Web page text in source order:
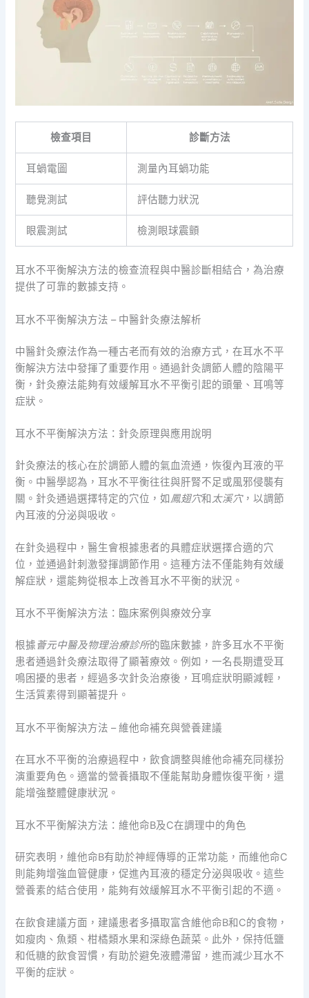
檢查項目 診斷方法
耳蝸電圖 測量內耳蝸功能
聽覺測試 評估聽力狀況
眼震測試 檢測眼球震顫
耳水不平衡解決方法的檢查流程與中醫診斷相結合，為治療
提供了可靠的數據支持。
耳水不平衡解決方法 – 中醫針灸療法解析
中醫針灸療法作為一種古老而有效的治療方式，在耳水不平
衡解決方法中發揮了重要作用。通過針灸調節人體的陰陽平
衡，針灸療法能夠有效緩解耳水不平衡引起的頭暈、耳鳴等
症狀。
耳水不平衡解決方法：針灸原理與應用說明
針灸療法的核心在於調節人體的氣血流通，恢復內耳液的平
衡。中醫學認為，耳水不平衡往往與肝腎不足或風邪侵襲有
關。針灸通過選擇特定的穴位，如鳳翅穴和太溪穴，以調節
內耳液的分泌與吸收。
在針灸過程中，醫生會根據患者的具體症狀選擇合適的穴
位，並通過針刺激發揮調節作用。這種方法不僅能夠有效緩
解症狀，還能夠從根本上改善耳水不平衡的狀況。
耳水不平衡解決方法：臨床案例與療效分享
根據薈元中醫及物理治療診所的臨床數據，許多耳水不平衡
患者通過針灸療法取得了顯著療效。例如，一名長期遭受耳
鳴困擾的患者，經過多次針灸治療後，耳鳴症狀明顯減輕，
生活質素得到顯著提升。
耳水不平衡解決方法 – 維他命補充與營養建議
在耳水不平衡的治療過程中，飲食調整與維他命補充同樣扮
演重要角色。適當的營養攝取不僅能幫助身體恢復平衡，還
能增強整體健康狀況。
耳水不平衡解決方法：維他命B及C在調理中的角色
研究表明，維他命B有助於神經傳導的正常功能，而維他命C
則能夠增強血管健康，促進內耳液的穩定分泌與吸收。這些
營養素的結合使用，能夠有效緩解耳水不平衡引起的不適。
在飲食建議方面，建議患者多攝取富含維他命B和C的食物，
如瘦肉、魚類、柑橘類水果和深綠色蔬菜。此外，保持低鹽
和低糖的飲食習慣，有助於避免液體滯留，進而減少耳水不
平衡的症狀。